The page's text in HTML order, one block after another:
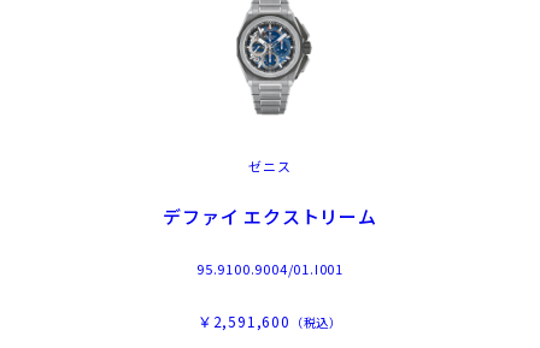
ゼニス
デファイ エクストリーム
95.9100.9004/01.I001
￥2,591,600 （税込）